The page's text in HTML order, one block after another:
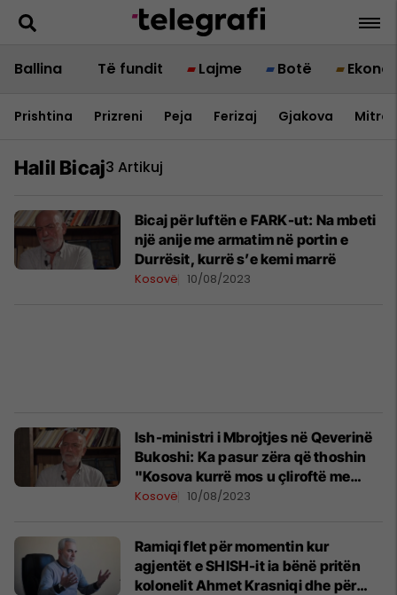
Ballina Të fundit Lajme Botë
Prishtina Prizreni Peja Ferizaj Gjakova
Halil Bicaj3 Artikuj
Bicaj për luftën e FARK-ut: Na mbeti
një anije me armatim në portin e
Durrësit, kurrë s’e kemi marrë
Kosovë 10/08/2023
Ish-ministri i Mbrojtjes në Qeverinë
Bukoshi: Ka pasur zëra që thoshin
"Kosova kurrë mos u çliroftë me
Rugovën"
Kosovë 10/08/2023
Ramiqi flet për momentin kur
agjentët e SHISH-it ia bënë pritën
kolonelit Ahmet Krasniqi dhe për